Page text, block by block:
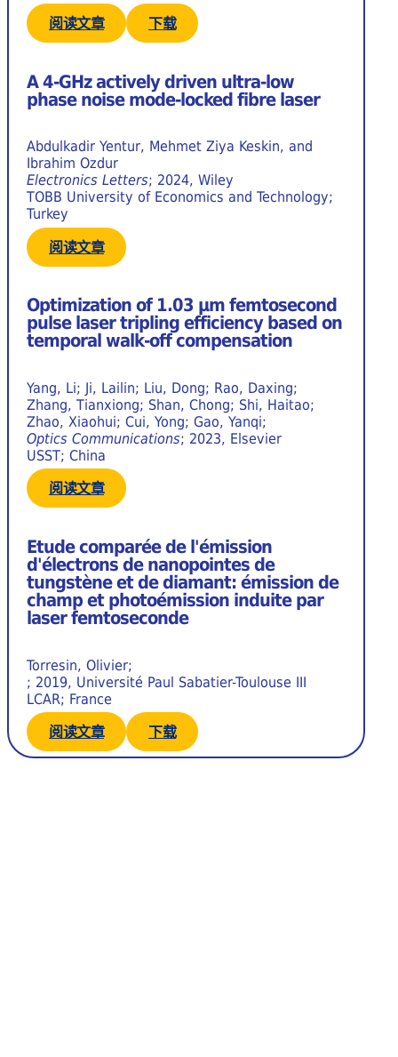
阅读文章
下载
A 4-GHz actively driven ultra-low
phase noise mode-locked fibre laser
Abdulkadir Yentur, Mehmet Ziya Keskin, and
Ibrahim Ozdur
Electronics Letters; 2024, Wiley
TOBB University of Economics and Technology;
Turkey
阅读文章
Optimization of 1.03 μm femtosecond
pulse laser tripling efficiency based on
temporal walk-off compensation
Yang, Li; Ji, Lailin; Liu, Dong; Rao, Daxing;
Zhang, Tianxiong; Shan, Chong; Shi, Haitao;
Zhao, Xiaohui; Cui, Yong; Gao, Yanqi;
Optics Communications; 2023, Elsevier
USST; China
阅读文章
Etude comparée de l'émission
d'électrons de nanopointes de
tungstène et de diamant: émission de
champ et photoémission induite par
laser femtoseconde
Torresin, Olivier;
; 2019, Université Paul Sabatier-Toulouse III
LCAR; France
阅读文章
下载